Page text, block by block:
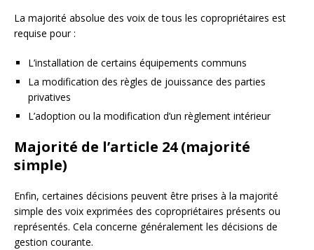
La majorité absolue des voix de tous les copropriétaires est
requise pour :
L’installation de certains équipements communs
La modification des règles de jouissance des parties
privatives
L’adoption ou la modification d’un règlement intérieur
Majorité de l’article 24 (majorité
simple)
Enfin, certaines décisions peuvent être prises à la majorité
simple des voix exprimées des copropriétaires présents ou
représentés. Cela concerne généralement les décisions de
gestion courante.